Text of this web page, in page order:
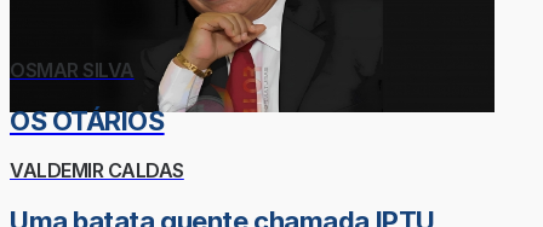
OSMAR SILVA
OS OTÁRIOS
VALDEMIR CALDAS